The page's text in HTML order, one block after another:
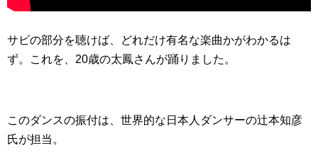
サビの部分を聴けば、どれだけ有名な楽曲かがわかるは
ず。これを、20歳の太鳳さんが踊りました。
このダンスの振付は、世界的な日本人ダンサーの辻本知彦
氏が担当。